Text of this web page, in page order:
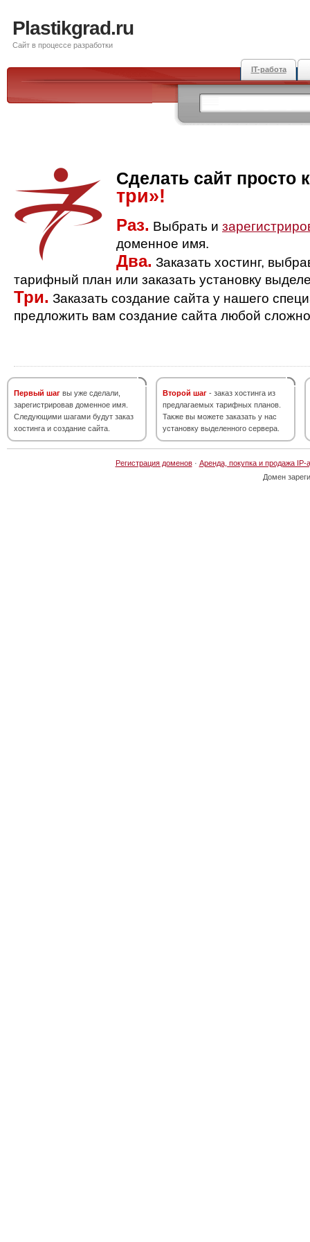
Plastikgrad.ru
Сайт в процессе разработки
IT-работа
Сделать сайт просто
три»!
Раз. Выбрать и
доменное имя.
Два. Заказать хостинг,
тарифный план или заказать установку
Три. Заказать создание сайта у нашего
предложить вам создание сайта любой
Первый шаг вы уже сделали,
зарегистрировав доменное имя.
Следующими шагами будут заказ
хостинга и создание сайта.
Второй шаг - заказ хостинга из
предлагаемых тарифных планов.
Также вы можете заказать у нас
установку выделенного сервера.
Регистрация доменов· Аренда, покупка и продажа IP-
Домен